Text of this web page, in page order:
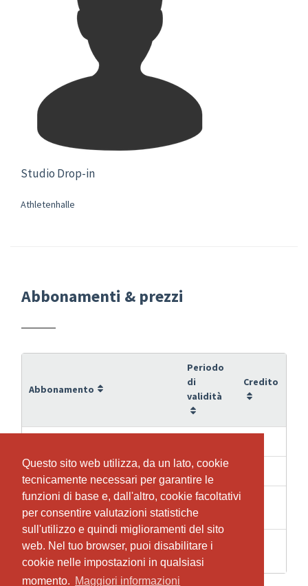
Questo sito web utilizza, da un lato, cookie
tecnicamente necessari per garantire le
funzioni di base e, dall'altro, cookie facoltativi
per consentire valutazioni statistiche
sull'utilizzo e quindi miglioramenti del sito
web. Nel tuo browser, puoi disabilitare i
cookie nelle impostazioni in qualsiasi
momento. Maggiori informazioni
Questo sito web utilizza, da un lato, cookie
tecnicamente necessari per garantire le
funzioni di base e, dall'altro, cookie facoltativi
per consentire valutazioni statistiche
sull'utilizzo e quindi miglioramenti del sito
web. Nel tuo browser, puoi disabilitare i
cookie nelle impostazioni in qualsiasi
momento. Maggiori informazioni
Studio Drop-in
Athletenhalle
Abbonamenti & prezzi
Abbonamento
Periodo
di
validità
Credito
22er Abonnement für 24/7 Gym 12 Mesi
Einzeleintritt Fitnessstudio
1
Settimane
Einzeleintritt Fitnessstudio
(Gruppenkunden)
1
Settimane